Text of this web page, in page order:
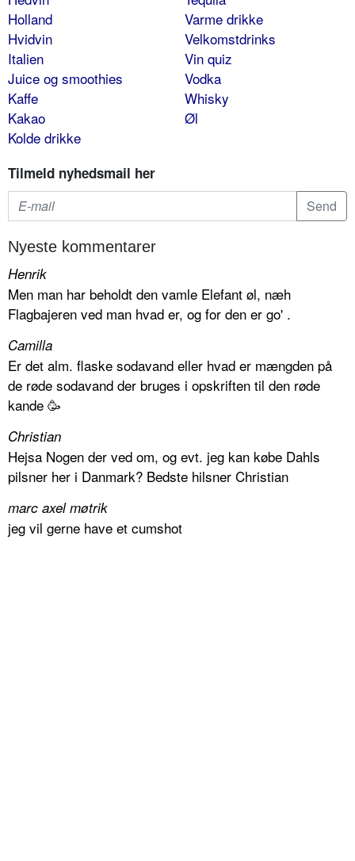
Holland
Hvidvin
Italien
Juice og smoothies
Kaffe
Kakao
Kolde drikke
Varme drikke
Velkomstdrinks
Vin quiz
Vodka
Whisky
Øl
Tilmeld nyhedsmail her
Nyeste kommentarer
Henrik
Men man har beholdt den vamle Elefant øl, næh
Flagbajeren ved man hvad er, og for den er go' .
Camilla
Er det alm. flaske sodavand eller hvad er mængden på
de røde sodavand der bruges i opskriften til den røde
kande 🥳
Christian
Hejsa Nogen der ved om, og evt. jeg kan købe Dahls
pilsner her i Danmark? Bedste hilsner Christian
marc axel møtrik
jeg vil gerne have et cumshot